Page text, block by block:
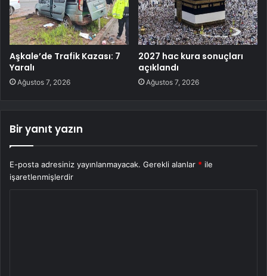
Aşkale’de Trafik Kazası: 7
Yaralı
Ağustos 7, 2026
2027 hac kura sonuçları
açıklandı
Ağustos 7, 2026
Bir yanıt yazın
E-posta adresiniz yayınlanmayacak. Gerekli alanlar * ile
işaretlenmişlerdir